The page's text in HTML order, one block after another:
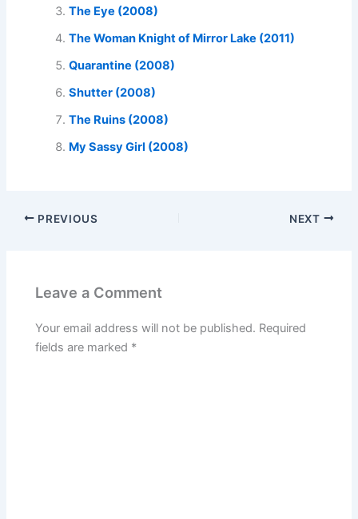
The Eye (2008)
The Woman Knight of Mirror Lake (2011)
Quarantine (2008)
Shutter (2008)
The Ruins (2008)
My Sassy Girl (2008)
PREVIOUS NEXT
Leave a Comment
Your email address will not be published. Required
fields are marked *